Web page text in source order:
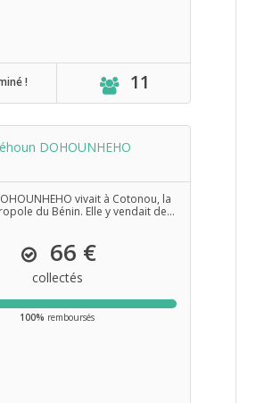
! 11
DOHOUNHEHO
vivait à Cotonou, la
du Bénin. Elle y vendait de...
66 €
collectés
100% remboursés